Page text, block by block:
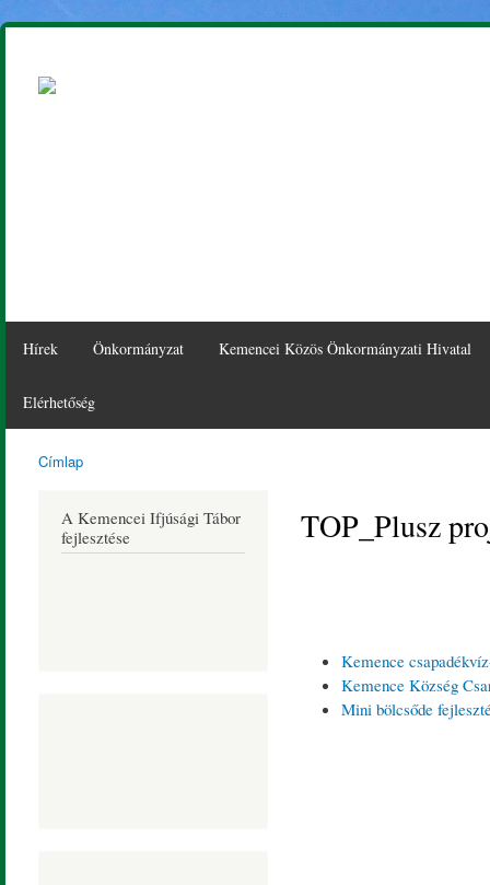
Hírek Önkormányzat Kemencei Közös Önkormányzati Hivatal
Elérhetőség
Kemence
Község
Honlapja
Címlap
A Kemencei Ifjúsági Tábor
fejlesztése
TOP_Plusz
Kemence
Kemence Község
Mini bölcsőde